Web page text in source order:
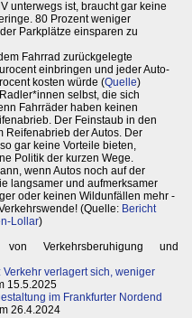
unterwegs ist, braucht gar keine
80 Prozent weniger
Parkplätze einsparen zu
Fahrrad zurückgelegte
einbringen und jeder Auto-
kosten würde (Quelle)
selbst, die sich
Fahrräder haben keinen
Der Feinstaub in den
Reifenabrieb der Autos. Der
gar keine Vorteile bieten,
Politik der kurzen Wege.
wenn Autos noch auf der
langsamer und aufmerksamer
oder keinen Wildunfällen mehr -
(Quelle: Bericht
Lollar)
Verkehrsberuhigung und
verlagert sich, weniger
15.5.2025
im Frankfurter Nordend
26.4.2024